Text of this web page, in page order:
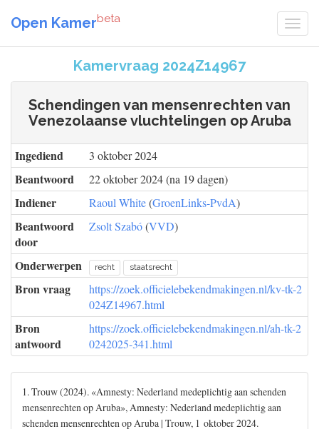
Open Kamerbeta
Kamervraag 2024Z14967
Schendingen van mensenrechten van
Venezolaanse vluchtelingen op Aruba
Ingediend 3 oktober 2024
Beantwoord 22 oktober 2024 (na 19 dagen)
Indiener Raoul White(GroenLinks-PvdA)
Beantwoord
door
Zsolt Szabó(VVD)
Onderwerpen recht staatsrecht
Bron vraag
https://zoek.officielebekendmakingen.nl/kv-tk-2
024Z14967.html
Bron
antwoord
https://zoek.officielebekendmakingen.nl/ah-tk-2
0242025-341.html
1. Trouw (2024). «Amnesty: Nederland medeplichtig aan schenden
mensenrechten op Aruba», Amnesty: Nederland medeplichtig aan
schenden mensenrechten op Aruba | Trouw, 1 oktober 2024.